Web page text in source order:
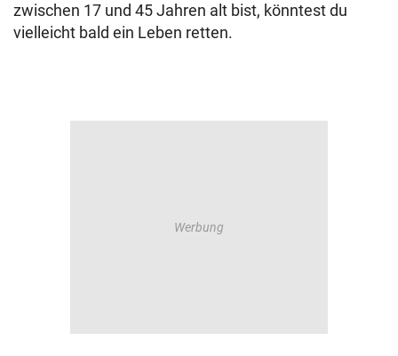
zwischen 17 und 45 Jahren alt bist, könntest du
vielleicht bald ein Leben retten.